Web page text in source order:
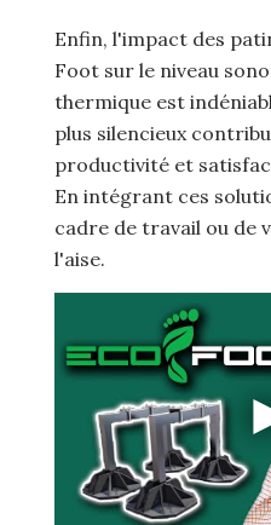
Enfin, l'impact des
Foot sur le niveau
thermique est
plus silencieux
productivité et
En intégrant ces
cadre de travail ou de
l'aise.